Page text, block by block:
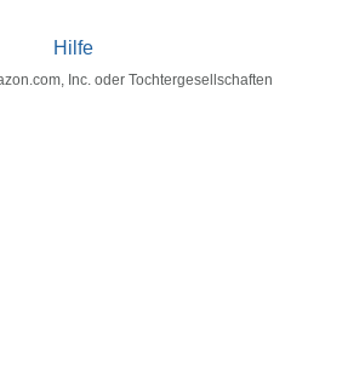
Hilfe
Inc. oder Tochtergesellschaften